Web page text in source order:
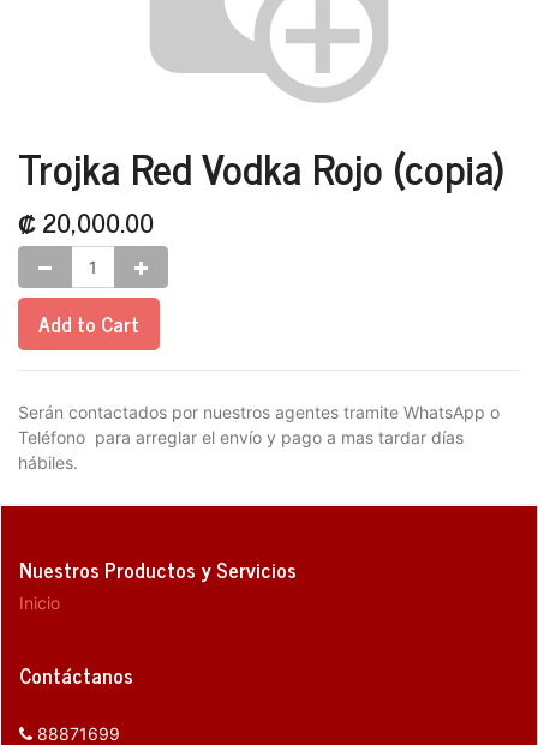
Trojka Red Vodka Rojo (copia)
₡20,000.00
Add to Cart
Serán contactados por nuestros agentes tramite WhatsApp o
Teléfono para arreglar el envío y pago a mas tardar días
hábiles.
Nuestros Productos y Servicios
Inicio
Contáctanos
88871699